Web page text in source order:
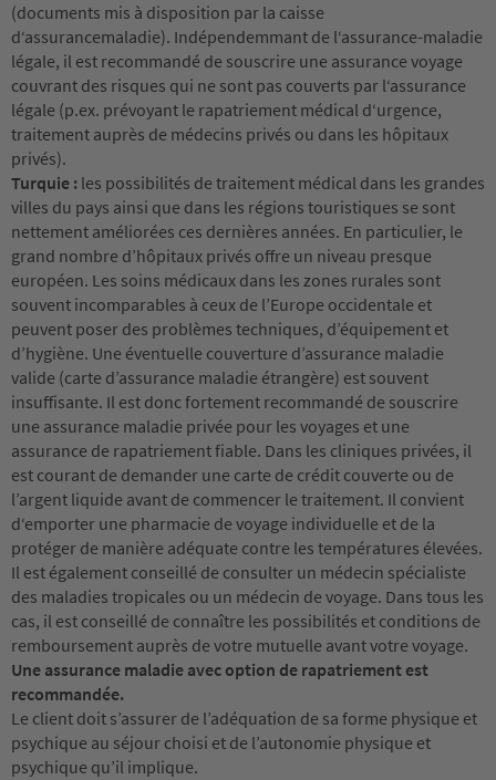
(documents mis à disposition par la caisse
d‘assurancemaladie). Indépendemmant de l‘assurance-maladie
légale, il est recommandé de souscrire une assurance voyage
couvrant des risques qui ne sont pas couverts par l‘assurance
légale (p.ex. prévoyant le rapatriement médical d‘urgence,
traitement auprès de médecins privés ou dans les hôpitaux
privés).
Turquie : les possibilités de traitement médical dans les grandes
villes du pays ainsi que dans les régions touristiques se sont
nettement améliorées ces dernières années. En particulier, le
grand nombre d’hôpitaux privés offre un niveau presque
européen. Les soins médicaux dans les zones rurales sont
souvent incomparables à ceux de l’Europe occidentale et
peuvent poser des problèmes techniques, d’équipement et
d’hygiène. Une éventuelle couverture d’assurance maladie
valide (carte d’assurance maladie étrangère) est souvent
insuffisante. Il est donc fortement recommandé de souscrire
une assurance maladie privée pour les voyages et une
assurance de rapatriement fiable. Dans les cliniques privées, il
est courant de demander une carte de crédit couverte ou de
l’argent liquide avant de commencer le traitement. Il convient
d‘emporter une pharmacie de voyage individuelle et de la
protéger de manière adéquate contre les températures élevées.
Il est également conseillé de consulter un médecin spécialiste
des maladies tropicales ou un médecin de voyage. Dans tous les
cas, il est conseillé de connaître les possibilités et conditions de
remboursement auprès de votre mutuelle avant votre voyage.
Une assurance maladie avec option de rapatriement est
recommandée.
Le client doit s’assurer de l’adéquation de sa forme physique et
psychique au séjour choisi et de l’autonomie physique et
psychique qu’il implique.